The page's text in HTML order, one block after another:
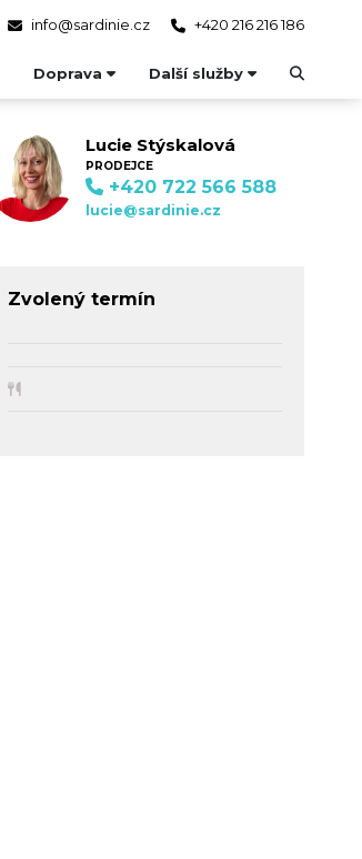
info@sardinie.cz +420 216 216 186
Doprava Další služby
Lucie Stýskalová
PRODEJCE
+420 722 566 588
lucie@sardinie.cz
Zvolený termín